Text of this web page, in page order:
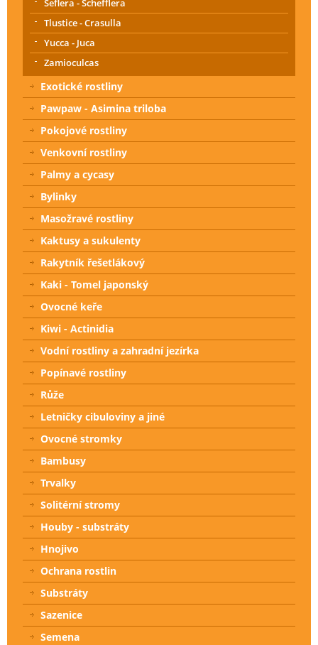
Šeflera - Schefflera
Tlustice - Crasulla
Yucca - Juca
Zamioculcas
Exotické rostliny
Pawpaw - Asimina triloba
Pokojové rostliny
Venkovní rostliny
Palmy a cycasy
Bylinky
Masožravé rostliny
Kaktusy a sukulenty
Rakytník řešetlákový
Kaki - Tomel japonský
Ovocné keře
Kiwi - Actinidia
Vodní rostliny a zahradní jezírka
Popínavé rostliny
Růže
Letničky cibuloviny a jiné
Ovocné stromky
Bambusy
Trvalky
Solitérní stromy
Houby - substráty
Hnojivo
Ochrana rostlin
Substráty
Sazenice
Semena